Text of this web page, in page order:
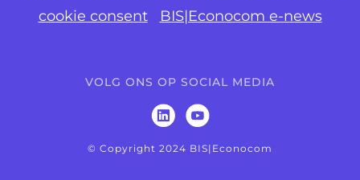
cookie consent
BIS|Econocom e-news
VOLG ONS OP SOCIAL MEDIA
© Copyright 2024 BIS|Econocom